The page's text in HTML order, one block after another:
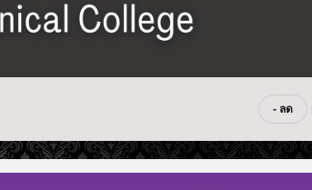
- ลด